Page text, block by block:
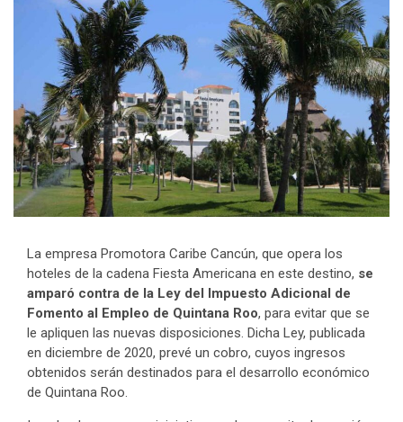
La empresa Promotora Caribe Cancún, que opera los
hoteles de la cadena Fiesta Americana en este destino, se
amparó contra de la Ley del Impuesto Adicional de
Fomento al Empleo de Quintana Roo, para evitar que se
le apliquen las nuevas disposiciones. Dicha Ley, publicada
en diciembre de 2020, prevé un cobro, cuyos ingresos
obtenidos serán destinados para el desarrollo económico
de Quintana Roo.